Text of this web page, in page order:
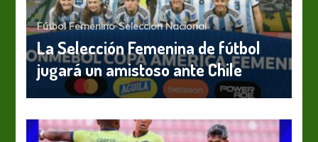
Fútbol Femenino Selección Nacional
La Selección Femenina de fútbol
jugará un amistoso ante Chile